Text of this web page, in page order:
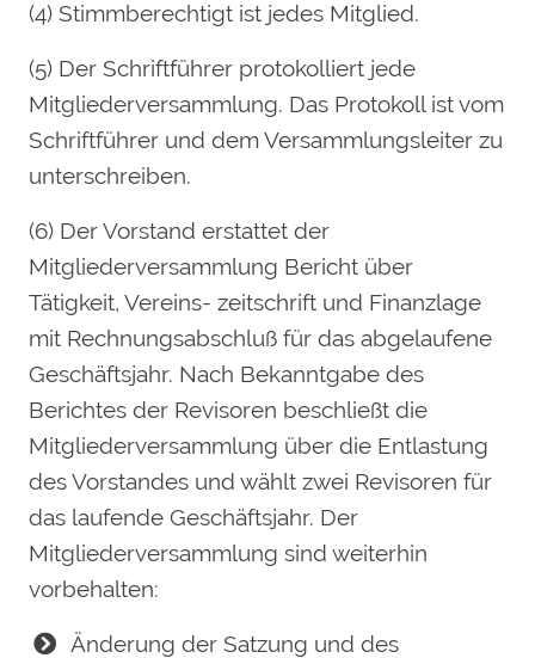
(4) Stimmberechtigt ist jedes Mitglied.
(5) Der Schriftführer protokolliert jede
Mitgliederversammlung. Das Protokoll ist vom
Schriftführer und dem Versammlungsleiter zu
unterschreiben.
(6) Der Vorstand erstattet der
Mitgliederversammlung Bericht über
Tätigkeit, Vereins- zeitschrift und Finanzlage
mit Rechnungsabschluß für das abgelaufene
Geschäftsjahr. Nach Bekanntgabe des
Berichtes der Revisoren beschließt die
Mitgliederversammlung über die Entlastung
des Vorstandes und wählt zwei Revisoren für
das laufende Geschäftsjahr. Der
Mitgliederversammlung sind weiterhin
vorbehalten:
Änderung der Satzung und des